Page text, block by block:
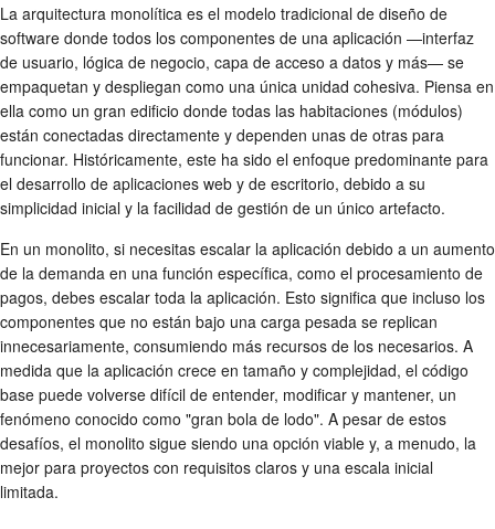
La arquitectura monolítica es el modelo tradicional de diseño de
software donde todos los componentes de una aplicación —interfaz
de usuario, lógica de negocio, capa de acceso a datos y más— se
empaquetan y despliegan como una única unidad cohesiva. Piensa en
ella como un gran edificio donde todas las habitaciones (módulos)
están conectadas directamente y dependen unas de otras para
funcionar. Históricamente, este ha sido el enfoque predominante para
el desarrollo de aplicaciones web y de escritorio, debido a su
simplicidad inicial y la facilidad de gestión de un único artefacto.
En un monolito, si necesitas escalar la aplicación debido a un aumento
de la demanda en una función específica, como el procesamiento de
pagos, debes escalar toda la aplicación. Esto significa que incluso los
componentes que no están bajo una carga pesada se replican
innecesariamente, consumiendo más recursos de los necesarios. A
medida que la aplicación crece en tamaño y complejidad, el código
base puede volverse difícil de entender, modificar y mantener, un
fenómeno conocido como "gran bola de lodo". A pesar de estos
desafíos, el monolito sigue siendo una opción viable y, a menudo, la
mejor para proyectos con requisitos claros y una escala inicial
limitada.